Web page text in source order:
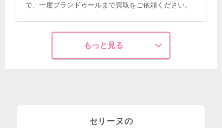
で、一度ブランドゥールまで買取をご依頼ください。
もっと見る
セリーヌの